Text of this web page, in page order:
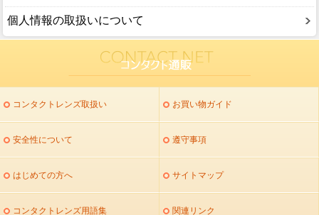
個人情報の取扱いについて
コンタクトレンズ取扱い お買い物ガイド
安全性について 遵守事項
はじめての方へ サイトマップ
コンタクトレンズ用語集 関連リンク